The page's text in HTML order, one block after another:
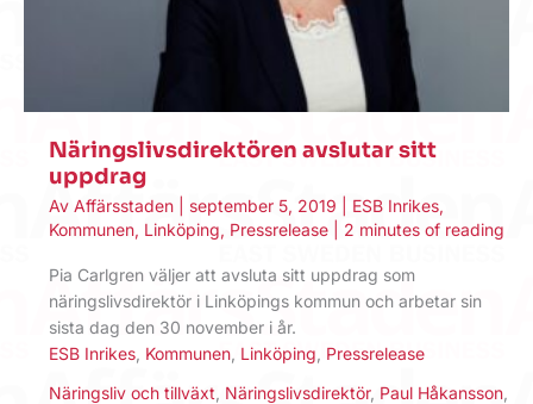
Näringslivsdirektören avslutar sitt
uppdrag
Av Affärsstaden september 5, 2019 ESB Inrikes,
Kommunen, Linköping, Pressrelease 2 minutes of reading
Pia Carlgren väljer att avsluta sitt uppdrag som
näringslivsdirektör i Linköpings kommun och arbetar sin
sista dag den 30 november i år.
ESB Inrikes Kommunen Linköping Pressrelease
Näringsliv och tillväxt Näringslivsdirektör, Paul Håkansson